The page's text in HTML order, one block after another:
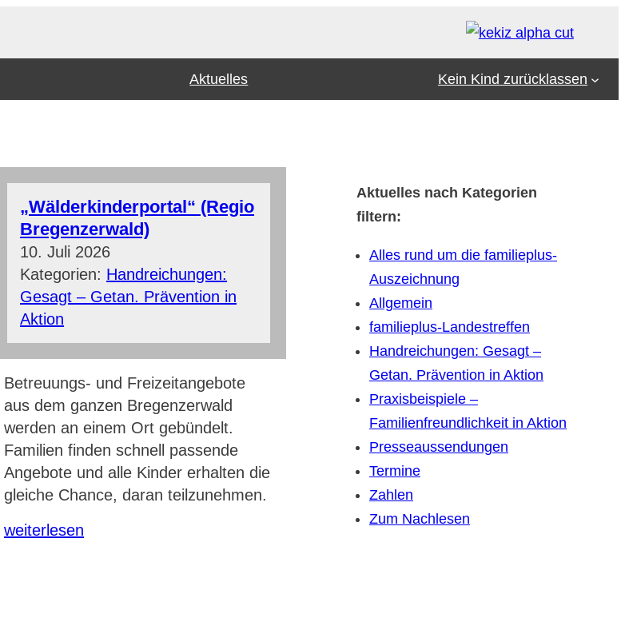
Aktuelles Kein Kind zurücklassen
„Wälderkinderportal“ (Regio
Bregenzerwald)
10. Juli 2026
Kategorien: Handreichungen:
Gesagt – Getan. Prävention in
Aktion
Betreuungs- und Freizeitangebote
aus dem ganzen Bregenzerwald
werden an einem Ort gebündelt.
Familien finden schnell passende
Angebote und alle Kinder erhalten die
gleiche Chance, daran teilzunehmen.
weiterlesen
Aktuelles nach Kategorien
filtern:
Alles rund um die familieplus-
Auszeichnung
Allgemein
familieplus-Landestreffen
Handreichungen: Gesagt –
Getan. Prävention in Aktion
Praxisbeispiele –
Familienfreundlichkeit in Aktion
Presseaussendungen
Termine
Zahlen
Zum Nachlesen